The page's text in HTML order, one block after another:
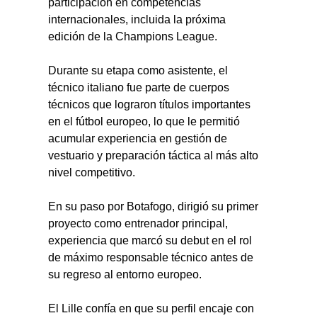
internacionales, incluida la próxima
edición de la Champions League.
Durante su etapa como asistente, el
técnico italiano fue parte de cuerpos
técnicos que lograron títulos importantes
en el fútbol europeo, lo que le permitió
acumular experiencia en gestión de
vestuario y preparación táctica al más alto
nivel competitivo.
En su paso por Botafogo, dirigió su primer
proyecto como entrenador principal,
experiencia que marcó su debut en el rol
de máximo responsable técnico antes de
su regreso al entorno europeo.
El Lille confía en que su perfil encaje con